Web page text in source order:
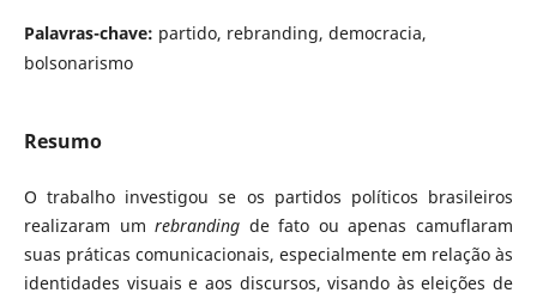
Palavras-chave: partido, rebranding, democracia,
bolsonarismo
Resumo
O trabalho investigou se os partidos políticos brasileiros
realizaram umrebranding de fato ou apenas camuflaram
suas práticas comunicacionais, especialmente em relação às
identidades visuais e aos discursos, visando às eleições de